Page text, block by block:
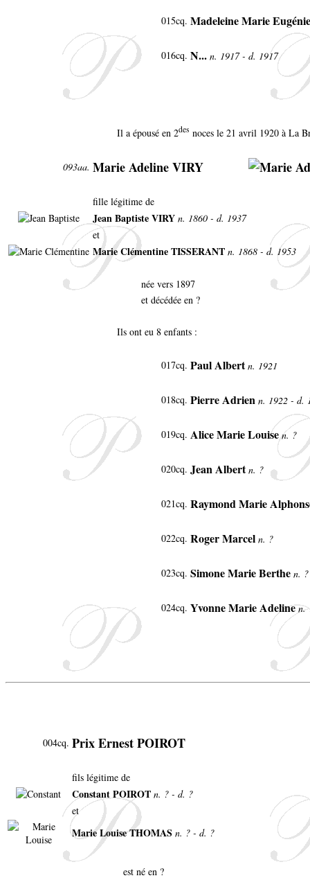
015cq. Madeleine Marie
016cq. N... n. 1917 - d. 1917
Il a épousé en 2des noces le 21 avril 1920 à La
093aa. Marie Adeline VIRY
fille légitime de
Jean Baptiste VIRY n. 1860 - d. 1937
et
Marie Clémentine TISSERANT n. 1868 - d. 1953
née vers 1897
et décédée en ?
Ils ont eu 8 enfants :
017cq. Paul Albertn. 1921
018cq. Pierre Adrien n. 1922 - d.
019cq. Alice Marie Louisen. ?
020cq. Jean Albertn. ?
021cq. Raymond Marie
022cq. Roger Marcel n. ?
023cq. Simone Marie Berthe n. ?
024cq. Yvonne Marie Adelinen.
004cq. Prix Ernest POIROT
fils légitime de
Constant POIROT n. ? - d. ?
et
Marie Louise THOMAS n. ? - d. ?
est né en ?